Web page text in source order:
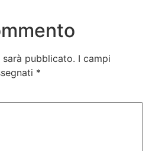
pubblicato. I campi
*